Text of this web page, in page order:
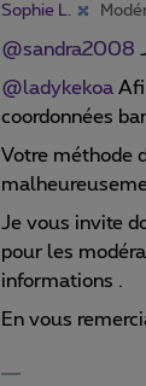
Sophie L.
@sandra2008
@ladykekoa
coordonnées
Votre méthode
Je vous invite
pour les
informations .
En vous